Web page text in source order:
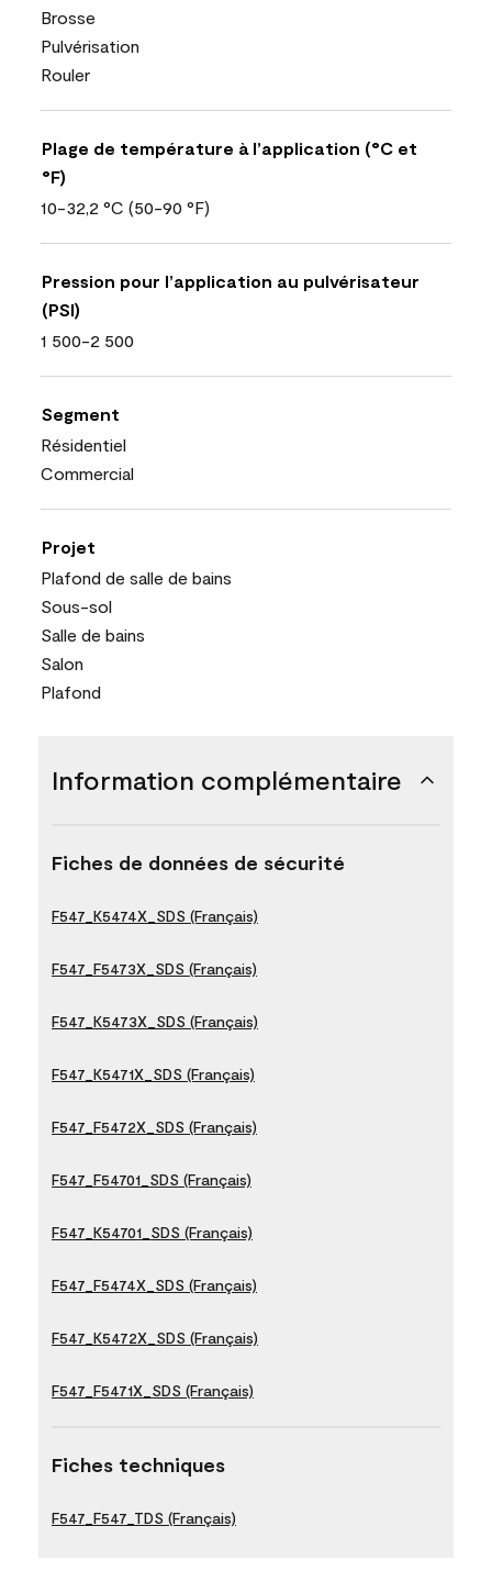
Brosse
Pulvérisation
Rouler
Plage de température à l’application (°C et
°F)
10-32,2 °C (50-90 °F)
Pression pour l’application au pulvérisateur
(PSI)
1 500-2 500
Segment
Résidentiel
Commercial
Projet
Plafond de salle de bains
Sous-sol
Salle de bains
Salon
Plafond
Information complémentaire
Fiches de données de sécurité
F547_K5474X_SDS (Français)
F547_F5473X_SDS (Français)
F547_K5473X_SDS (Français)
F547_K5471X_SDS (Français)
F547_F5472X_SDS (Français)
F547_F54701_SDS (Français)
F547_K54701_SDS (Français)
F547_F5474X_SDS (Français)
F547_K5472X_SDS (Français)
F547_F5471X_SDS (Français)
Fiches techniques
F547_F547_TDS (Français)